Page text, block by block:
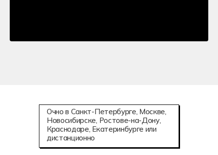
Очно в Санкт-Петербурге, Москве,
Новосибирске, Ростове-на-Дону,
Краснодаре, Екатеринбурге или
дистанционно